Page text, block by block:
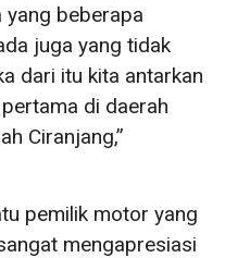
yang beberapa
juga yang tidak
dari itu kita antarkan
di daerah
Ciranjang,”
pemilik motor yang
mengapresiasi